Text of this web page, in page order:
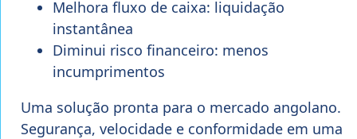
Melhora fluxo de caixa: liquidação
instantânea
Diminui risco financeiro: menos
incumprimentos
Uma solução pronta para o mercado angolano.
Segurança, velocidade e conformidade em uma